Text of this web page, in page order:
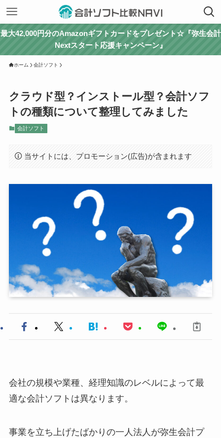
最大42,000円分のAmazonギフトカードをプレゼント☆『弥生会計
Nextスタート応援キャンペーン』
ホーム 会計ソフト
クラウド型？インストール型？会計ソフ
トの種類について整理してみました
会計ソフト
当サイトには、プロモーション(広告)が含まれます
会社の規模や業種、経理知識のレベルによって最
適な会計ソフトは異なります。
事業を立ち上げたばかりの一人法人が弥生会計プ